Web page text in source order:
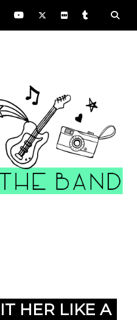
HER LIKE A